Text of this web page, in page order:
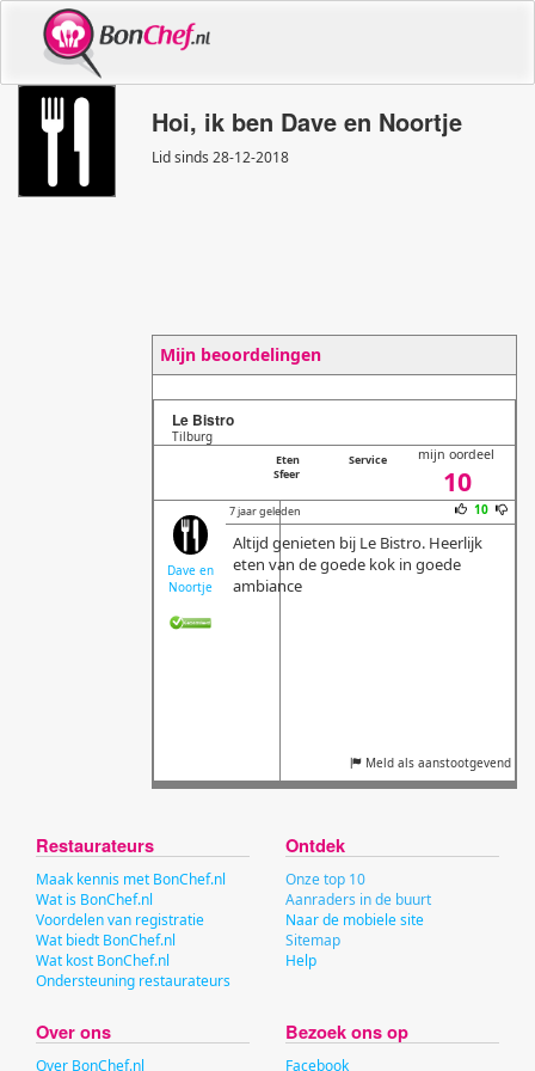
Hoi, ik ben Dave en Noortje
Lid sinds 28-12-2018
Mijn beoordelingen
Le Bistro
Tilburg
Eten
Service
Sfeer
mijn oordeel
10
Dave en
Noortje
7 jaar geleden 10
Altijd genieten bij Le Bistro. Heerlijk
eten van de goede kok in goede
ambiance
Meld als aanstootgevend
Restaurateurs
Maak kennis met BonChef.nl
Wat is BonChef.nl
Voordelen van registratie
Wat biedt BonChef.nl
Wat kost BonChef.nl
Ondersteuning restaurateurs
Ontdek
Onze top 10
Aanraders in de buurt
Naar de mobiele site
Sitemap
Help
Over ons
Over BonChef.nl
Bezoek ons op
Facebook